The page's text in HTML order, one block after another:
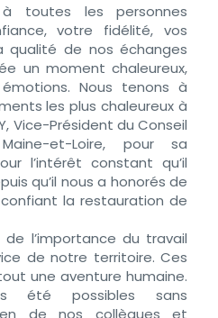
toutes les personnes
votre fidélité, vos
qualité de nos échanges
un moment chaleureux,
Nous tenons à
les plus chaleureux à
Vice-Président du Conseil
et-Loire, pour sa
l’intérêt constant qu’il
qu’il nous a honorés de
la restauration de
l’importance du travail
de notre territoire. Ces
une aventure humaine.
été possibles sans
de nos collègues et